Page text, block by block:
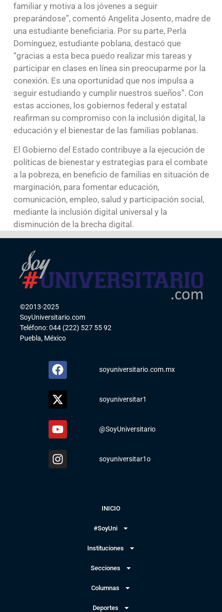
familiar y motiva a los jóvenes a seguir
preparándose”, comentó Angelita Josento, madre de
una estudiante beneficiaria. Por su parte, Perla
Domínguez, estudiante poblana, destacó que
“gracias a esta beca puedo realizar mis tareas y
participar en clases en línea sin preocuparme por la
conexión. Es una oportunidad que nos impulsa a
seguir estudiando y cumplir nuestros sueños”. Con
estas acciones, los gobiernos federal y estatal
reafirman su compromiso con la inclusión digital, la
educación y el bienestar de las familias poblanas.
El Gobierno del Estado contribuye a la ejecución de
políticas de bienestar y estrategias para el combate
a la pobreza, en beneficio de familias en situación de
marginación, para fomentar educación,
comunicación, empleo, salud y participación social,
mediante la inclusión digital universal y la
disminución de la brecha digital.
©2013-2025
SoyUniversitario.com
Teléfono: 044 (222) 527 55 92
Puebla, México
soyuniversitario.com.mx
soyuniversitar1
@SoyUniversitario
soyuniversitar1o
INICIO
#SoyUni
Instituciones
Secciones
Columnas
Deportes